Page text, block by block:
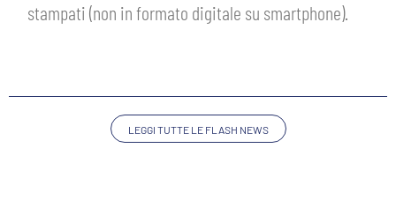
SLO
INFORMATIVA FINANZIARIA
ACADEMY
stampati (non in formato digitale su smartphone).
LEGGI TUTTE LE FLASH NEWS